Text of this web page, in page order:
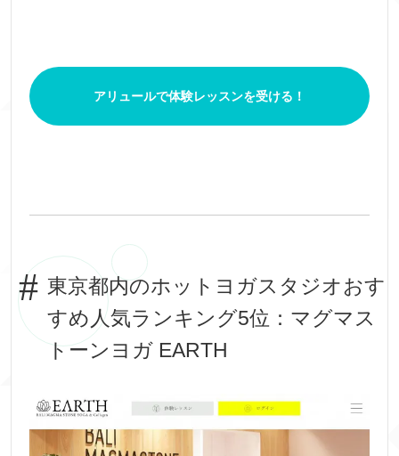
アリュールで体験レッスンを受ける！
東京都内のホットヨガスタジオおす
すめ人気ランキング5位：マグマス
トーンヨガ EARTH